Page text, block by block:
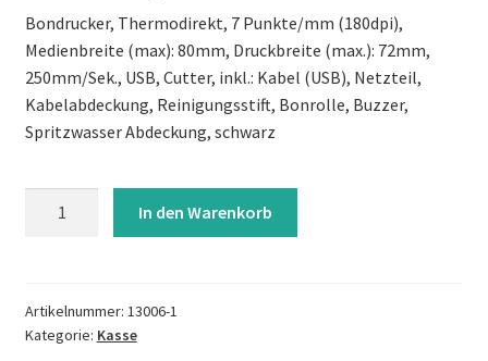
Warenkorb
Wartung
Widerrufsbelehrung
Bondrucker, Thermodirekt, 7 Punkte/mm (180dpi),
Medienbreite (max): 80mm, Druckbreite (max.): 72mm,
250mm/Sek., USB, Cutter, inkl.: Kabel (USB), Netzteil,
Kabelabdeckung, Reinigungsstift, Bonrolle, Buzzer,
Spritzwasser Abdeckung, schwarz
kabelgebunden)
Menge
In den Warenkorb
Artikelnummer: 13006-1
Kategorie: Kasse